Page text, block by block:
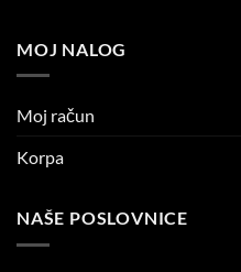
MOJ NALOG
Moj račun
Korpa
NAŠE POSLOVNICE